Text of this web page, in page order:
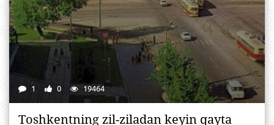
1 0 19464
Tоshkеntning zil-zilаdаn kеyin qаytа